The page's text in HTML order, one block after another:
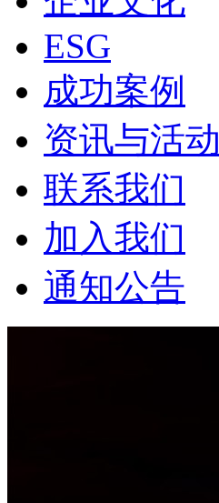
ESG
成功案例
资讯与活动
联系我们
加入我们
通知公告